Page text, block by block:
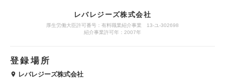
レバレジーズ株式会社
厚生労働大臣許可番号：有料職業紹介事業 13-ユ-302698
紹介事業許可年：2007年
登録場所
レバレジーズ株式会社